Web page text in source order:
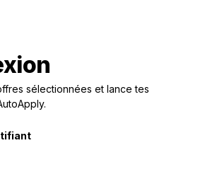
sélectionnées et lance tes